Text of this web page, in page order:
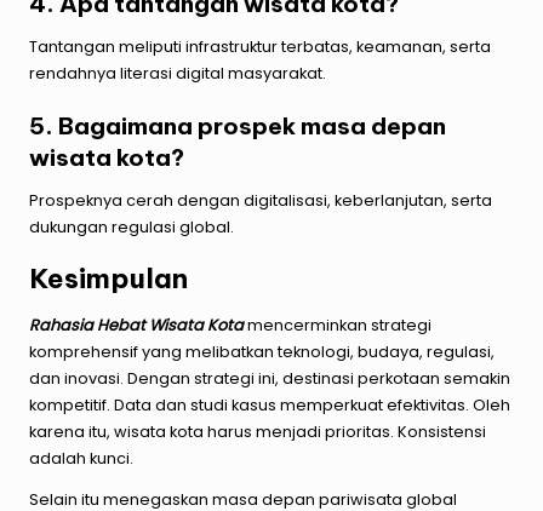
Tantangan meliputi infrastruktur terbatas, keamanan, serta
rendahnya literasi digital masyarakat.
5. Bagaimana prospek masa depan
wisata kota?
Prospeknya cerah dengan digitalisasi, keberlanjutan, serta
dukungan regulasi global.
Kesimpulan
Rahasia Hebat Wisata Kotamencerminkan strategi
komprehensif yang melibatkan teknologi, budaya, regulasi,
dan inovasi. Dengan strategi ini, destinasi perkotaan semakin
kompetitif. Data dan studi kasus memperkuat efektivitas. Oleh
karena itu, wisata kota harus menjadi prioritas. Konsistensi
adalah kunci.
Selain itu menegaskan masa depan pariwisata global